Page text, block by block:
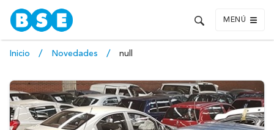
MENÚ
Inicio Novedades null